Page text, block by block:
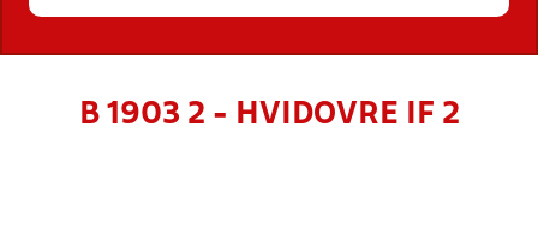
B 1903 2 - HVIDOVRE IF 2